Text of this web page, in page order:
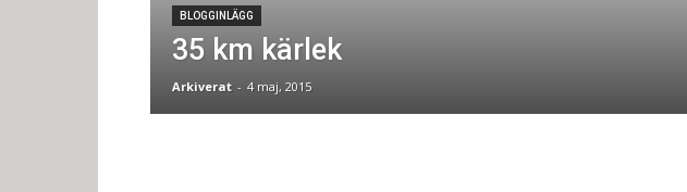
BLOGGINLÄGG
35 km kärlek
Arkiverat - 4 maj, 2015